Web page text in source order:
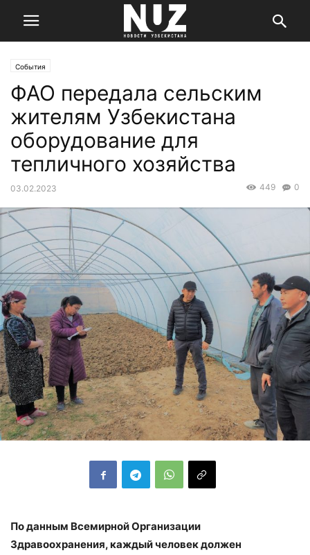
События
ФАО передала сельским
жителям Узбекистана
оборудование для
тепличного хозяйства
03.02.2023 0
449
По данным Всемирной Организации
Здравоохранения, каждый человек должен